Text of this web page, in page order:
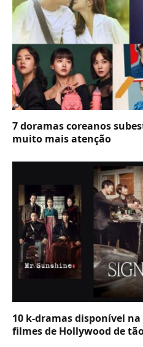
7 doramas coreanos
muito mais atenção
10 k-dramas disponível
filmes de Hollywood de